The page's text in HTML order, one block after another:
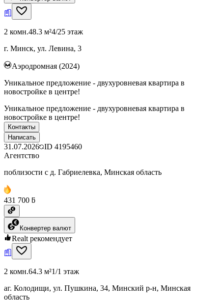
2 комн.48.3 м²4/25 этаж
г. Минск, ул. Левина, 3
Аэродромная (2024)
Уникальное предложение - двухуровневая квартира в
новостройке в центре!
Уникальное предложение - двухуровневая квартира в
новостройке в центре!
Контакты
Написать
31.07.2026 ID 4195460
Агентство
поблизости с д. Габриелевка, Минская область
431 700 ƃ
Конвертер валют
Realt рекомендует
2 комн.64.3 м²1/1 этаж
аг. Колодищи, ул. Пушкина, 34, Минский р-н, Минская
область